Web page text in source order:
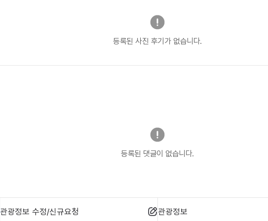
등록된 사진 후기가 없습니다.
등록된 댓글이 없습니다.
관광정보 수정/신규요청 관광정보